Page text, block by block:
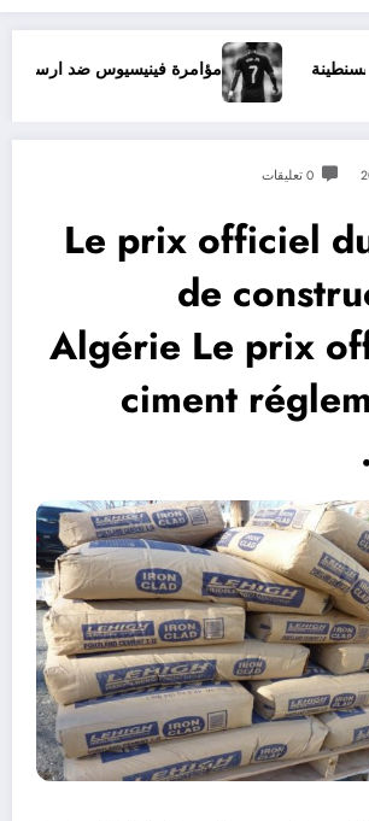
مؤامرة فينيسيوس ضد ارسنال
0 تعليقات
Le prix officiel
de
Algérie Le prix
ciment